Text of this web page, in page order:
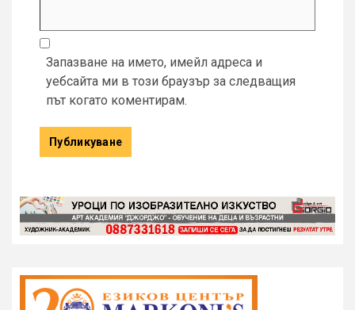
Запазване на името, имейл адреса и
уебсайта ми в този браузър за следващия
път когато коментирам.